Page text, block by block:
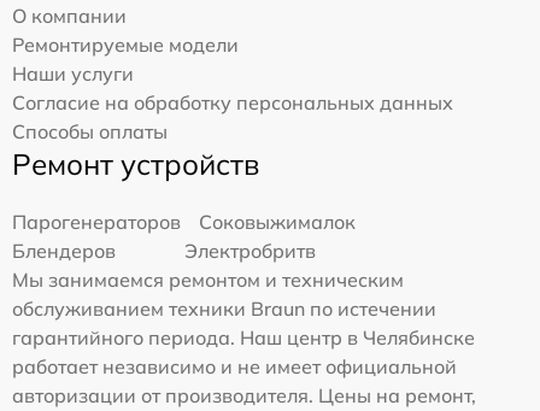
О компании
Ремонтируемые модели
Наши услуги
Согласие на обработку персональных данных
Способы оплаты
Ремонт устройств
Парогенераторов
Соковыжималок
Блендеров
Электробритв
Мы занимаемся ремонтом и техническим
обслуживанием техники Braun по истечении
гарантийного периода. Наш центр в Челябинске
работает независимо и не имеет официальной
авторизации от производителя. Цены на ремонт,